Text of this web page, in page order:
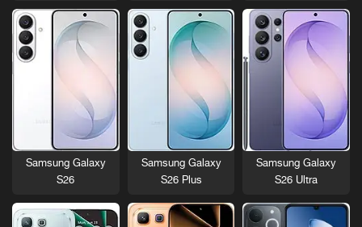
Samsung Galaxy
S26 Ultra
Samsung Galaxy
S26 Plus
Samsung Galaxy
S26